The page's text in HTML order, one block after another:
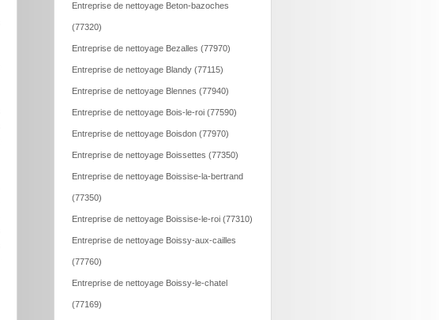
Entreprise de nettoyage Beton-bazoches
(77320)
Entreprise de nettoyage Bezalles (77970)
Entreprise de nettoyage Blandy (77115)
Entreprise de nettoyage Blennes (77940)
Entreprise de nettoyage Bois-le-roi (77590)
Entreprise de nettoyage Boisdon (77970)
Entreprise de nettoyage Boissettes (77350)
Entreprise de nettoyage Boissise-la-bertrand
(77350)
Entreprise de nettoyage Boissise-le-roi (77310)
Entreprise de nettoyage Boissy-aux-cailles
(77760)
Entreprise de nettoyage Boissy-le-chatel
(77169)